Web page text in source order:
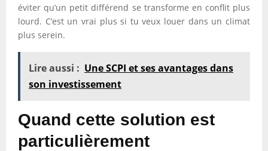
éviter qu’un petit différend se transforme en conflit plus
lourd. C’est un vrai plus si tu veux louer dans un climat
plus serein.
Lire aussi : Une SCPI et ses avantages dans
son investissement
Quand cette solution est
particulièrement